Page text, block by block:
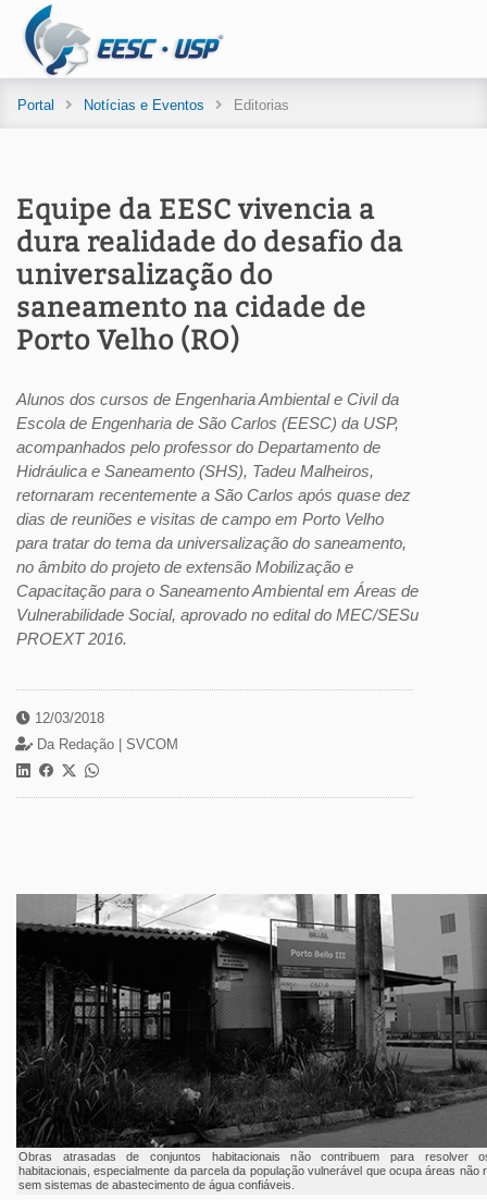
Portal Notícias e Eventos Editorias
Equipe da EESC vivencia a
dura realidade do desafio da
universalização do
saneamento na cidade de
Porto Velho (RO)
Alunos dos cursos de Engenharia Ambiental e Civil da
Escola de Engenharia de São Carlos (EESC) da USP,
acompanhados pelo professor do Departamento de
Hidráulica e Saneamento (SHS), Tadeu Malheiros,
retornaram recentemente a São Carlos após quase dez
dias de reuniões e visitas de campo em Porto Velho
para tratar do tema da universalização do saneamento,
no âmbito do projeto de extensão Mobilização e
Capacitação para o Saneamento Ambiental em Áreas de
Vulnerabilidade Social, aprovado no edital do MEC/SESu
PROEXT 2016.
12/03/2018
Da Redação | SVCOM
Obras atrasadas de conjuntos habitacionais não contribuem para resolver
habitacionais, especialmente da parcela da população vulnerável que ocupa áreas não
sem sistemas de abastecimento de água confiáveis.